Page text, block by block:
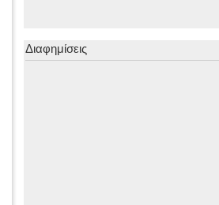
Διαφημίσεις